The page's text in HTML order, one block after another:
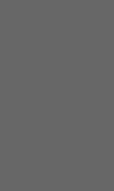
DORUČIŤ DO: